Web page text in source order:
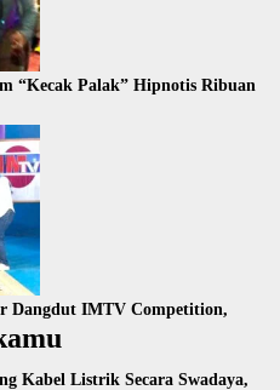
“Kecak Palak” Hipnotis Ribuan
Dangdut IMTV Competition,
Kabel Listrik Secara Swadaya,